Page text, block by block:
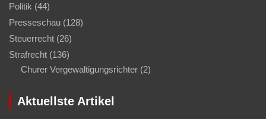
Politik (44)
Presseschau (128)
Steuerrecht (26)
Strafrecht (136)
Churer Vergewaltigungsrichter (2)
Aktuellste Artikel